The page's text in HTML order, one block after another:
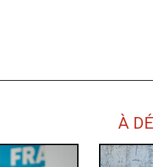
À